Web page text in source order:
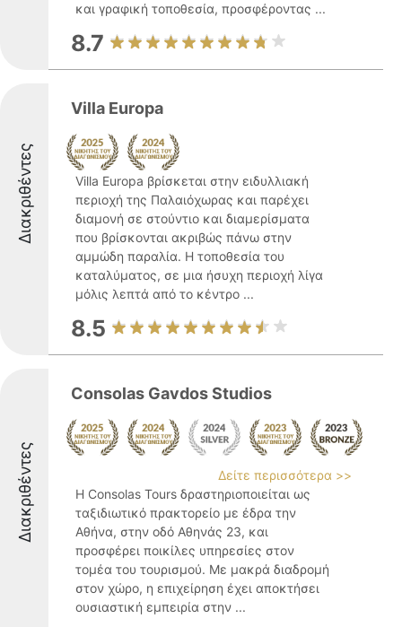
και γραφική τοποθεσία, προσφέροντας ...
8.7
Διακριθέντες
Villa Europa
Villa Europa βρίσκεται στην ειδυλλιακή
περιοχή της Παλαιόχωρας και παρέχει
διαμονή σε στούντιο και διαμερίσματα
που βρίσκονται ακριβώς πάνω στην
αμμώδη παραλία. Η τοποθεσία του
καταλύματος, σε μια ήσυχη περιοχή λίγα
μόλις λεπτά από το κέντρο ...
8.5
Διακριθέντες
Consolas Gavdos Studios
Δείτε περισσότερα >>
Η Consolas Tours δραστηριοποιείται ως
ταξιδιωτικό πρακτορείο με έδρα την
Αθήνα, στην οδό Αθηνάς 23, και
προσφέρει ποικίλες υπηρεσίες στον
τομέα του τουρισμού. Με μακρά διαδρομή
στον χώρο, η επιχείρηση έχει αποκτήσει
ουσιαστική εμπειρία στην ...